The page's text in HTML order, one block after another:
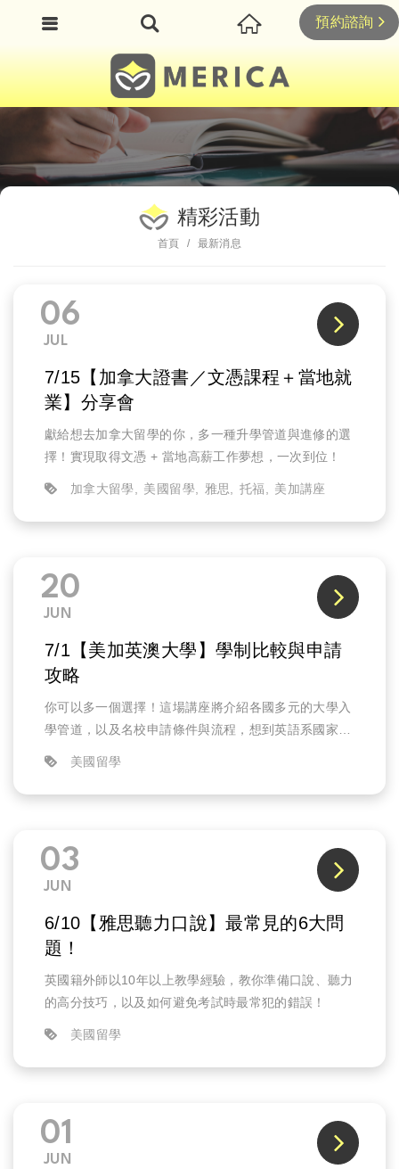
首頁 最新消息
精彩活動
06
JUL
7/15【加拿大證書／文憑課程＋當地就
業】分享會
獻給想去加拿大留學的你，多一種升學管道與進修的選
擇！實現取得文憑 + 當地高薪工作夢想，一次到位！
加拿大留學 美國留學 雅思 托福 美加講座
20
JUN
7/1【美加英澳大學】學制比較與申請
攻略
你可以多一個選擇！這場講座將介紹各國多元的大學入
學管道，以及名校申請條件與流程，想到英語系國家留
學但卻不知如何選擇的你，千萬別錯過囉！
美國留學
03
JUN
6/10【雅思聽力口說】最常見的6大問
題！
英國籍外師以10年以上教學經驗，教你準備口說、聽力
的高分技巧，以及如何避免考試時最常犯的錯誤！
美國留學
01
JUN
預約諮詢